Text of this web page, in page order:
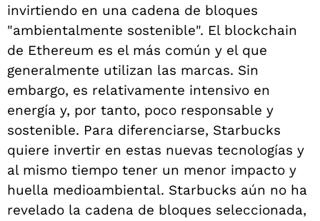
invirtiendo en una cadena de bloques
"ambientalmente sostenible". El blockchain
de Ethereum es el más común y el que
generalmente utilizan las marcas. Sin
embargo, es relativamente intensivo en
energía y, por tanto, poco responsable y
sostenible. Para diferenciarse, Starbucks
quiere invertir en estas nuevas tecnologías y
al mismo tiempo tener un menor impacto y
huella medioambiental. Starbucks aún no ha
revelado la cadena de bloques seleccionada,